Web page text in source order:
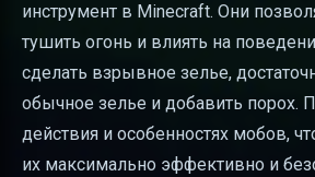
инструмент в Minecraft. Они
тушить огонь и влиять на
сделать взрывное зелье,
обычное зелье и добавить порох.
действия и особенностях мобов,
их максимально эффективно и